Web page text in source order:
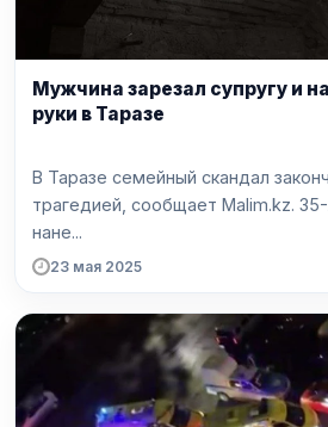
Мужчина зарезал супругу и
руки в Таразе
В Таразе семейный скандал
трагедией, сообщает Malim.kz. 35-летний Акжол Т.
нане...
23 мая 2025